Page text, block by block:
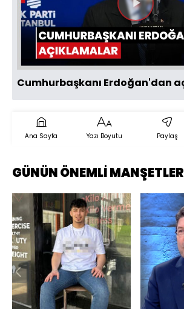
Oynat
Cumhurbaşkanı Erdoğan'dan
Ana Sayfa Yazı Boyutu Paylaş
GÜNÜN ÖNEMLİ